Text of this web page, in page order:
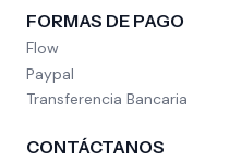
FORMAS DE PAGO
Flow
Paypal
Transferencia Bancaria
CONTÁCTANOS